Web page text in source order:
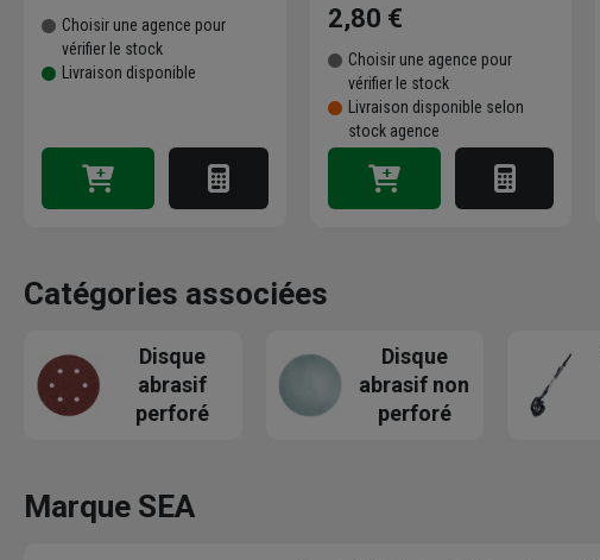
Choisir une agence pour
vérifier le stock
Livraison disponible
2,80 €
Choisir une agence pour
vérifier le stock
Livraison disponible selon
stock agence
Catégories associées
Disque
abrasif
perforé
Disque
abrasif non
perforé
Marque SEA